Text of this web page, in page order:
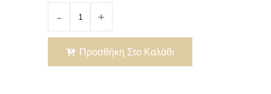
Προσθήκη Στο Καλάθι